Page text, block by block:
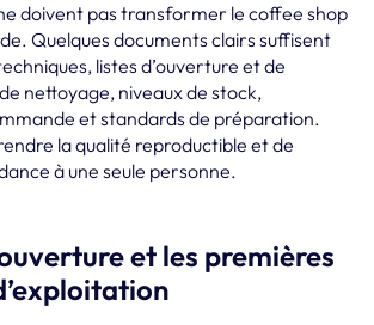
doivent pas transformer le coffee shop
Quelques documents clairs suffisent
listes d’ouverture et de
nettoyage, niveaux de stock,
et standards de préparation.
la qualité reproductible et de
à une seule personne.
et les premières